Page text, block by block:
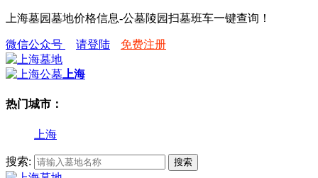
上海墓园墓地价格信息-公墓陵园扫墓班车一键查询！
微信公众号 请登陆 免费注册
上海
热门城市：
上海
搜索: